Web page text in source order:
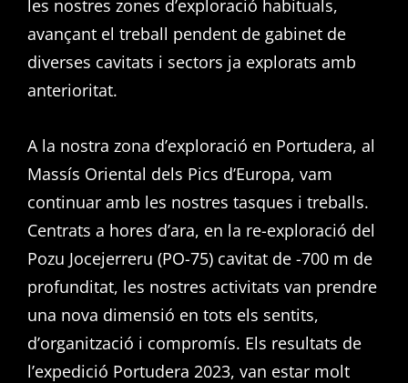
les nostres zones d’exploració habituals,
avançant el treball pendent de gabinet de
diverses cavitats i sectors ja explorats amb
anterioritat.
A la nostra zona d’exploració en Portudera, al
Massís Oriental dels Pics d’Europa, vam
continuar amb les nostres tasques i treballs.
Centrats a hores d’ara, en la re-exploració del
Pozu Jocejerreru (PO-75) cavitat de -700 m de
profunditat, les nostres activitats van prendre
una nova dimensió en tots els sentits,
d’organització i compromís. Els resultats de
l’expedició Portudera 2023, van estar molt